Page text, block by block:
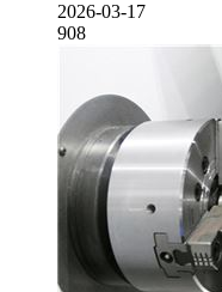
2026-03-17
908